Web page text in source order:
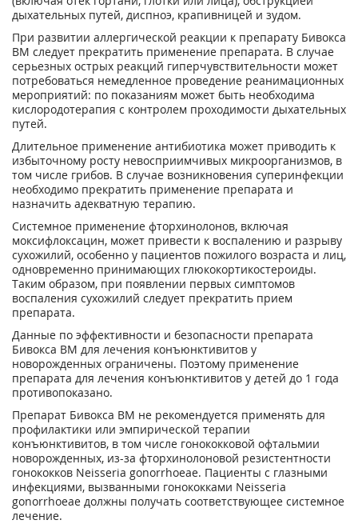
дыхательных путей, диспноэ, крапивницей и зудом.
При развитии аллергической реакции к препарату Бивокса
ВМ следует прекратить применение препарата. В случае
серьезных острых реакций гиперчувствительности может
потребоваться немедленное проведение реанимационных
мероприятий: по показаниям может быть необходима
кислородотерапия с контролем проходимости дыхательных
путей.
Длительное применение антибиотика может приводить к
избыточному росту невосприимчивых микроорганизмов, в
том числе грибов. В случае возникновения суперинфекции
необходимо прекратить применение препарата и
назначить адекватную терапию.
Системное применение фторхинолонов, включая
моксифлоксацин, может привести к воспалению и разрыву
сухожилий, особенно у пациентов пожилого возраста и лиц,
одновременно принимающих глюкокортикостероиды.
Таким образом, при появлении первых симптомов
воспаления сухожилий следует прекратить прием
препарата.
Данные по эффективности и безопасности препарата
Бивокса ВМ для лечения конъюнктивитов у
новорожденных ограничены. Поэтому применение
препарата для лечения конъюнктивитов у детей до 1 года
противопоказано.
Препарат Бивокса ВМ не рекомендуется применять для
профилактики или эмпирической терапии
конъюнктивитов, в том числе гонококковой офтальмии
новорожденных, из-за фторхинолоновой резистентности
гонококков Neisseria gonorrhoeae. Пациенты с глазными
инфекциями, вызванными гонококками Neisseria
gonorrhoeae должны получать соответствующее системное
лечение.